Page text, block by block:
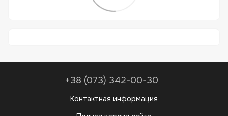
+38 (073) 342-00-30
Контактная информация